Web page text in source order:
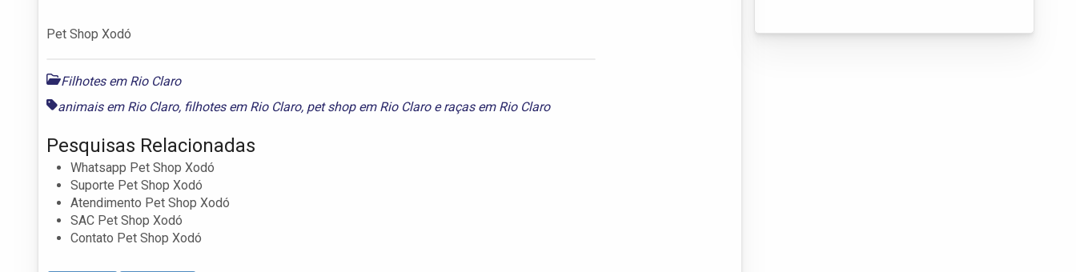
Pet Shop Xodó
Filhotes em Rio Claro
animais em Rio Claro, filhotes em Rio Claro, pet shop em Rio Claroeraças em Rio Claro
Pesquisas Relacionadas
Whatsapp Pet Shop Xodó
Suporte Pet Shop Xodó
Atendimento Pet Shop Xodó
SAC Pet Shop Xodó
Contato Pet Shop Xodó